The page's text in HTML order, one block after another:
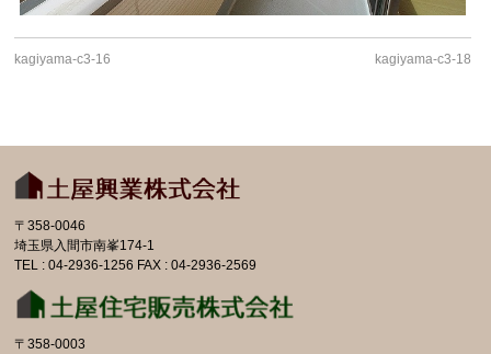
kagiyama-c3-16 kagiyama-c3-18
〒358-0046
埼玉県入間市南峯174-1
TEL : 04-2936-1256 FAX : 04-2936-2569
〒358-0003